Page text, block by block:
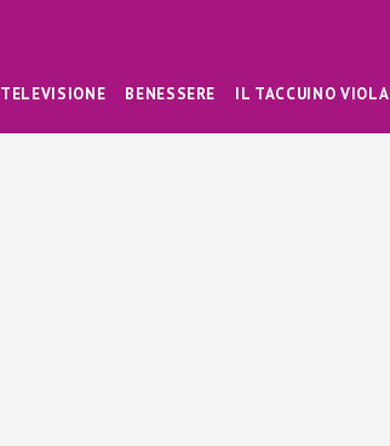
TELEVISIONE BENESSERE IL TACCUINO VIOLA